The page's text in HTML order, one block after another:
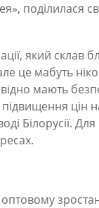
поділилася
який склав
це мабуть
мають
підвищення цін
Білорусії.